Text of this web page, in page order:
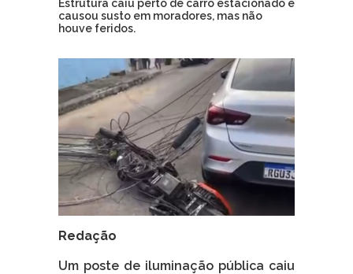
Estrutura caiu perto de carro estacionado e
causou susto em moradores, mas não
houve feridos.
Redação
Um poste de iluminação pública caiu